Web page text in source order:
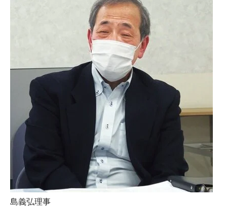
島義弘理事